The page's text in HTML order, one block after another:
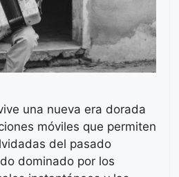
una nueva era dorada
móviles que permiten
del pasado
dominado por los